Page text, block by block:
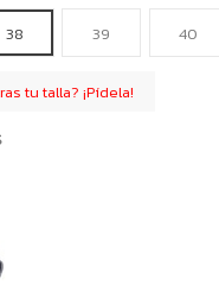
38 39 40
tu talla? ¡Pídela!